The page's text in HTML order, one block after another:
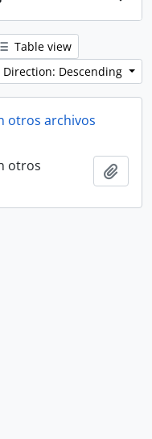
Table view
Direction: Descending
otros archivos
otros